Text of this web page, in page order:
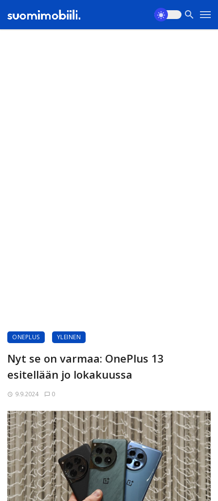
ONEPLUS YLEINEN
Nyt se on varmaa: OnePlus 13
esitellään jo lokakuussa
9.9.2024 0